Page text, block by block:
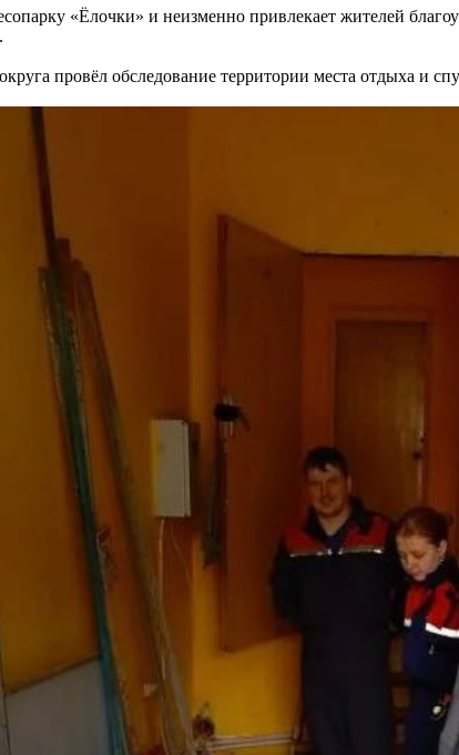
«Ёлочки» и неизменно привлекает жителей
провёл обследование территории места отдыха и